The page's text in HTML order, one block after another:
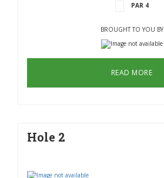
PAR 4
BROUGHT TO YOU BY
READ MORE
Hole 2